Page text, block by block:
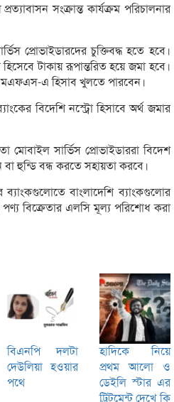
সংক্রান্ত কার্যক্রম পরিচালনার
প্রোভাইডারদের চুক্তিবদ্ধ হতে হবে।
হিসেবে টাকায় রূপান্তরিত হয়ে জমা হবে।
এমএফএস-এ হিসাব খুলতে পারবেন।
বিদেশি নস্ট্রো হিসাবে অর্থ জমার
সার্ভিস প্রোভাইডাররা বিদেশ
বা হুন্ডি বন্ধ করতে সহায়তা করবে।
ব্যাংকগুলোতে বাংলাদেশি ব্যাংকগুলোর
পণ্য বিক্রেতার এলসি মূল্য পরিশোধ করা
বিএনপি দলটা
দেউলিয়া হওয়ার
পথে
হাদিকে নিয়ে
প্রথম আলো ও
ডেইলি স্টার এর
ট্রিটমেন্ট দেখে কি